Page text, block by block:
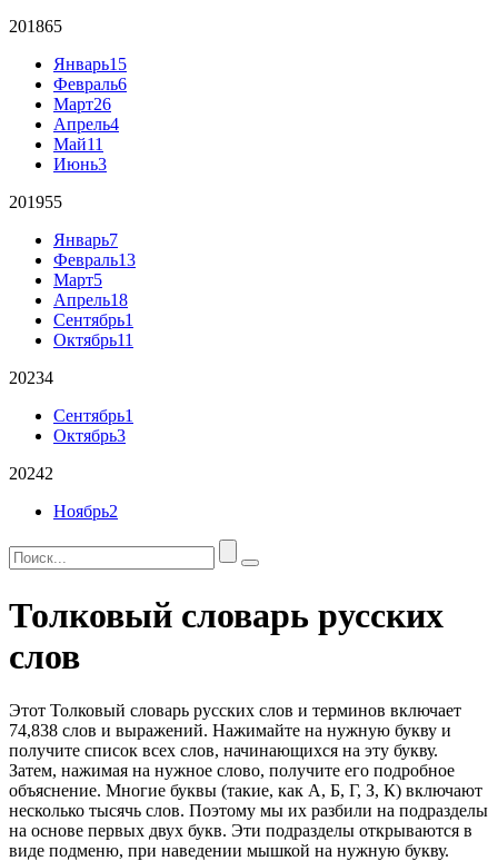
201865
Январь15
Февраль6
Март26
Апрель4
Май11
Июнь3
201955
Январь7
Февраль13
Март5
Апрель18
Сентябрь1
Октябрь11
20234
Сентябрь1
Октябрь3
20242
Ноябрь2
Толковый словарь русских
слов
Этот Толковый словарь русских слов и терминов включает
74,838 слов и выражений. Нажимайте на нужную букву и
получите список всех слов, начинающихся на эту букву.
Затем, нажимая на нужное слово, получите его подробное
объяснение. Многие буквы (такие, как А, Б, Г, З, К) включают
несколько тысячь слов. Поэтому мы их разбили на подразделы
на основе первых двух букв. Эти подразделы открываются в
виде подменю, при наведении мышкой на нужную букву.